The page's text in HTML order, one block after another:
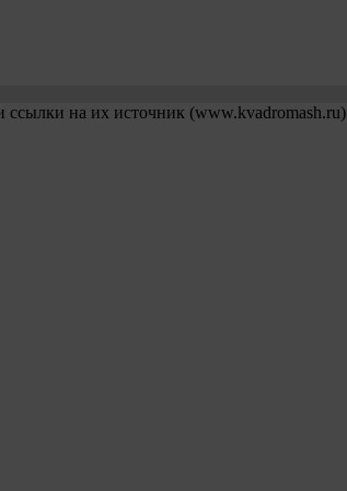
ссылки на их источник (www.kvadromash.ru)